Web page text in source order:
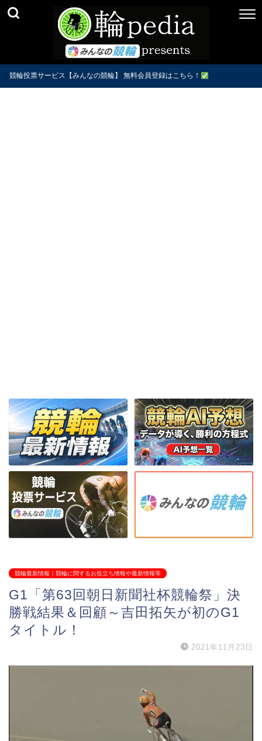
競輪投票サービス【みんなの競輪】 無料会員登録はこちら！
競輪最新情報｜競輪に関するお役立ち情報や最新情報等
G1「第63回朝日新聞社杯競輪祭」決
勝戦結果＆回顧～吉田拓矢が初のG1
タイトル！
2021年11月23日